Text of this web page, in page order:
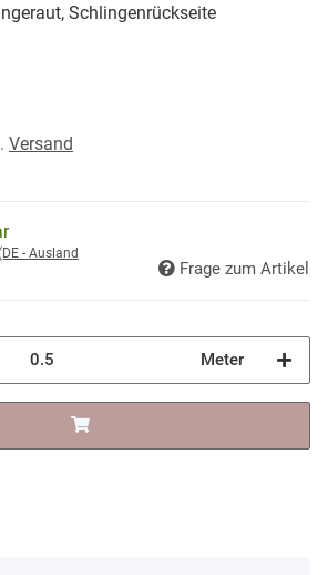
Schlingenrückseite
Versand
- Ausland
Frage zum Artikel
Meter